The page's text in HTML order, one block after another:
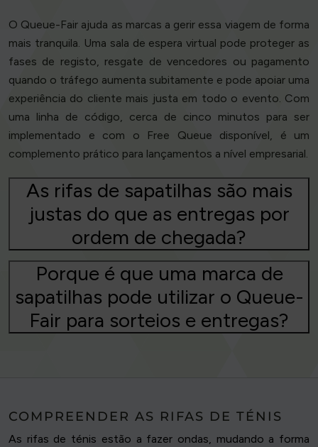
O Queue-Fair ajuda as marcas a gerir essa viagem de forma
mais tranquila. Uma sala de espera virtual pode proteger as
fases de registo, resgate de vencedores ou pagamento
quando o tráfego aumenta subitamente e pode apoiar uma
experiência do cliente mais justa em todo o evento. Com
uma linha de código, cerca de cinco minutos para ser
implementado e com o Free Queue disponível, é um
complemento prático para lançamentos a nível empresarial.
As rifas de sapatilhas são mais
justas do que as entregas por
ordem de chegada?
Porque é que uma marca de
sapatilhas pode utilizar o Queue-
Fair para sorteios e entregas?
COMPREENDER AS RIFAS DE TÉNIS
As rifas de ténis estão a fazer ondas, mudando a forma